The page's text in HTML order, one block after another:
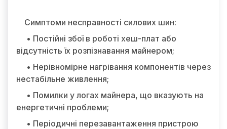
Симптоми несправності силових шин:
• Постійні збої в роботі хеш-плат або
відсутність їх розпізнавання майнером;
• Нерівномірне нагрівання компонентів через
нестабільне живлення;
• Помилки у логах майнера, що вказують на
енергетичні проблеми;
• Періодичні перезавантаження пристрою